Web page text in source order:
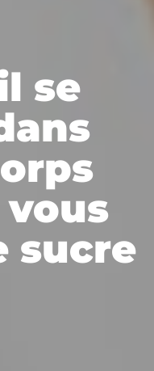
se
sucre